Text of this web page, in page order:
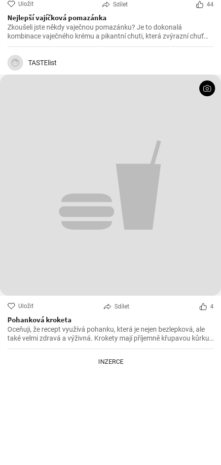
Uložit Sdílet 44
Nejlepší vajíčková pomazánka
Zkoušeli jste někdy vaječnou pomazánku? Je to dokonalá
kombinace vaječného krému a pikantní chuti, která zvýrazní chuť
mnoha pokrmů. Vaječná pomazánka je díky své jemné struktuře a
pikantní esenci.
TASTElist
Uložit Sdílet 4
Pohanková kroketa
Oceňuji, že recept využívá pohanku, která je nejen bezlepková, ale
také velmi zdravá a výživná. Krokety mají příjemně křupavou kůrku
a jemně oříškovou chuť pohanky. Doporučil bych je podávat s
INZERCE